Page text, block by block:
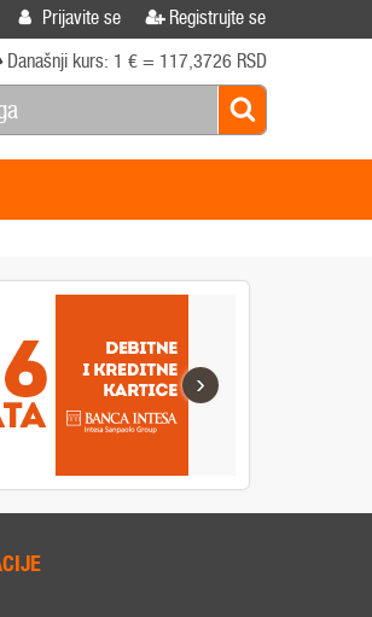
Prijavite se Registrujte se
Današnji kurs: 1 € = 117,3726 RSD
›